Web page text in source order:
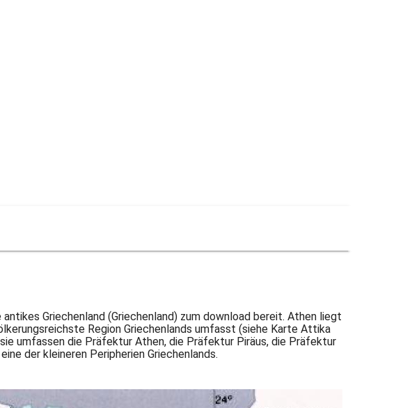
Griechenland (Griechenland) zum download bereit. Athen liegt
Region Griechenlands umfasst (siehe Karte Attika
umfassen die Präfektur Athen, die Präfektur Piräus, die Präfektur
der kleineren Peripherien Griechenlands.